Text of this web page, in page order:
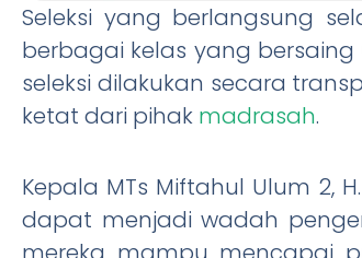
Seleksi yang berlangsung
berbagai kelas yang
seleksi dilakukan secara
ketat dari pihak madrasah.
Kepala MTs Miftahul Ulum 2,
dapat menjadi wadah